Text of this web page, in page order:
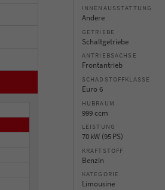
INNENAUSSTATTUNG
Andere
GETRIEBE
Schaltgetriebe
ANTRIEBSACHSE
Frontantrieb
SCHADSTOFFKLASSE
Euro 6
HUBRAUM
999 ccm
LEISTUNG
70 kW (95 PS)
KRAFTSTOFF
Benzin
KATEGORIE
Limousine